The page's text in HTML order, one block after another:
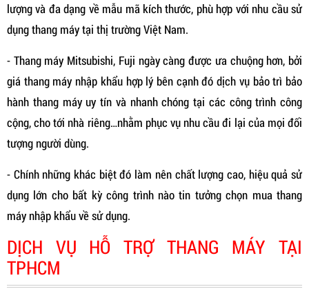
lượng và đa dạng về mẫu mã kích thước, phù hợp với nhu cầu sử
dụng thang máy tại thị trường Việt Nam.
- Thang máy Mitsubishi, Fuji ngày càng được ưa chuộng hơn, bởi
giá thang máy nhập khẩu hợp lý bên cạnh đó dịch vụ bảo trì bảo
hành thang máy uy tín và nhanh chóng tại các công trình công
cộng, cho tới nhà riêng…nhằm phục vụ nhu cầu đi lại của mọi đối
tượng người dùng.
- Chính những khác biệt đó làm nên chất lượng cao, hiệu quả sử
dụng lớn cho bất kỳ công trình nào tin tưởng chọn mua thang
máy nhập khẩu về sử dụng.
DỊCH VỤ HỖ TRỢ THANG MÁY TẠI
TPHCM